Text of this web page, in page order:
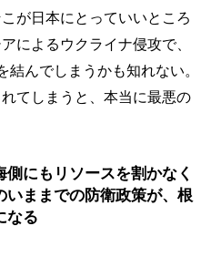
が日本にとっていいところ
によるウクライナ侵攻で、
んでしまうかも知れない。
てしまうと、本当に最悪の
にもリソースを割かなく
ままでの防衛政策が、根
なる